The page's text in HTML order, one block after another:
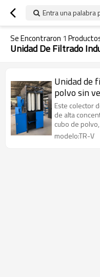
Entra una palabra
Se Encontraron 1
Unidad De Filtrado
Unidad de
polvo sin
Este colector
de alta
cubo de
modelo:TR-V